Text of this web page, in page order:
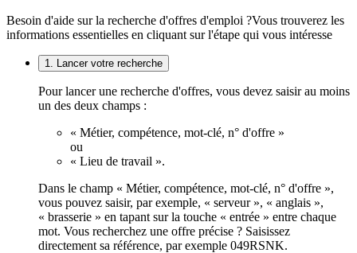
Besoin d'aide sur la recherche d'offres d'emploi ?Vous trouverez les
informations essentielles en cliquant sur l'étape qui vous intéresse
1. Lancer votre recherche
Pour lancer une recherche d'offres, vous devez saisir au moins
un des deux champs :
« Métier, compétence, mot-clé, n° d'offre »
ou
« Lieu de travail ».
Dans le champ « Métier, compétence, mot-clé, n° d'offre »,
vous pouvez saisir, par exemple, « serveur », « anglais »,
« brasserie » en tapant sur la touche « entrée » entre chaque
mot. Vous recherchez une offre précise ? Saisissez
directement sa référence, par exemple 049RSNK.